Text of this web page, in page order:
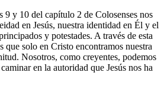
9 y 10 del capítulo 2 de Colosenses nos
en Jesús, nuestra identidad en Él y el
y potestades. A través de esta
que solo en Cristo encontramos nuestra
Nosotros, como creyentes, podemos
en la autoridad que Jesús nos ha